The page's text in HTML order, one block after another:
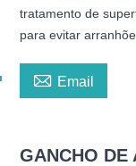
tratamento de
para evitar
 Email
GANCHO DE